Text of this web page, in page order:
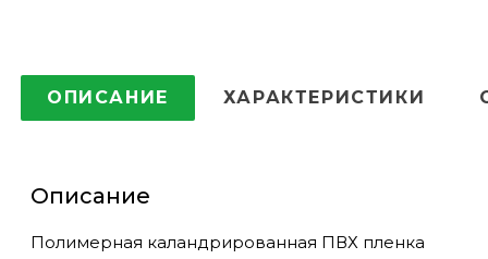
ОПИСАНИЕ ХАРАКТЕРИСТИКИ
Описание
Полимерная каландрированная ПВХ пленка